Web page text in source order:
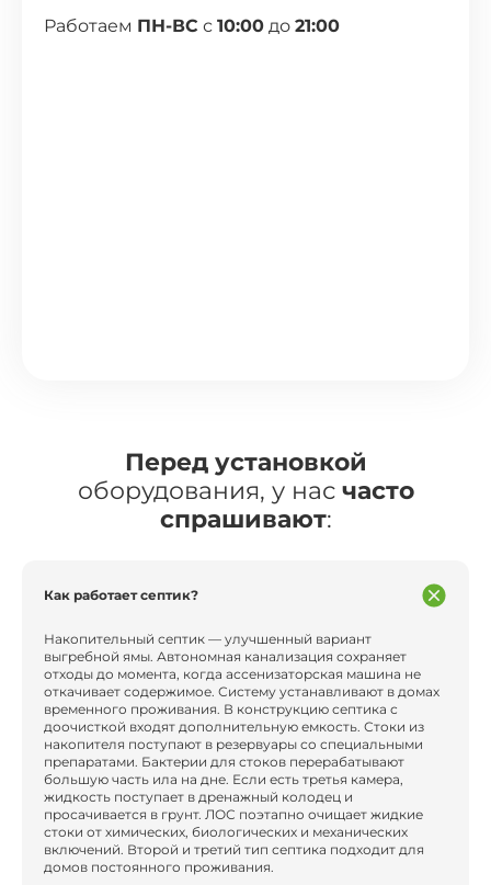
Работаем ПН-ВС с 10:00 до 21:00
Перед установкой
оборудования, у нас часто
спрашивают:
Как работает септик?
Накопительный септик — улучшенный вариант
выгребной ямы. Автономная канализация сохраняет
отходы до момента, когда ассенизаторская машина не
откачивает содержимое. Систему устанавливают в домах
временного проживания. В конструкцию септика с
доочисткой входят дополнительную емкость. Стоки из
накопителя поступают в резервуары со специальными
препаратами. Бактерии для стоков перерабатывают
большую часть ила на дне. Если есть третья камера,
жидкость поступает в дренажный колодец и
просачивается в грунт. ЛОС поэтапно очищает жидкие
стоки от химических, биологических и механических
включений. Второй и третий тип септика подходит для
домов постоянного проживания.